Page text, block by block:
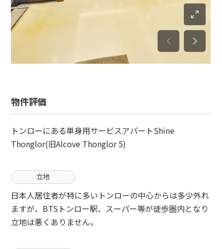
物件評価
トンローにある単身用サービスアパートShine
Thonglor(旧Alcove Thonglor 5)
立地
日本人居住者が特に多いトンローの中心からは多少外れ
ますが、BTSトンロー駅、スーパー等が徒歩圏内となり
立地は悪くありません。